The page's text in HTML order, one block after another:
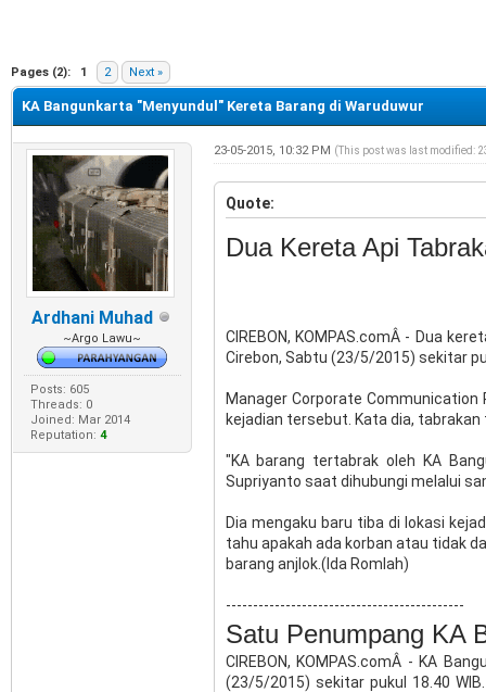
Pages (2): 1 2 Next »
KA Bangunkarta "Menyundul" Kereta Barang di Waruduwur
Ardhani Muhad
~Argo Lawu~
Posts: 605
Threads: 0
Joined: Mar 2014
Reputation: 4
23-05-2015, 10:32 PM (This post was last modified:
Quote:
Dua Kereta Api
CIREBON, KOMPAS.comÂ - Dua
Cirebon, Sabtu (23/5/2015) sekitar
Manager Corporate Communication
kejadian tersebut. Kata dia,
"KA barang tertabrak oleh KA
Supriyanto saat dihubungi melalui
Dia mengaku baru tiba di lokasi
tahu apakah ada korban atau tidak
barang anjlok.(Ida Romlah)
--------------------------------------------
Satu Penumpang KA
CIREBON, KOMPAS.comÂ - KA
(23/5/2015) sekitar pukul 18.40